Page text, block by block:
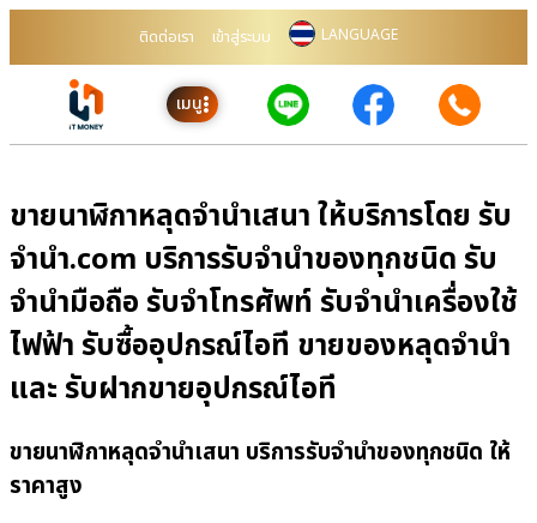
ติดต่อเรา เข้าสู่ระบบ LANGUAGE
เมนู
ขายนาฬิกาหลุดจำนำเสนา ให้บริการโดย รับ
จํานํา.com บริการรับจำนำของทุกชนิด รับ
จำนำมือถือ รับจำโทรศัพท์ รับจำนำเครื่องใช้
ไฟฟ้า รับซื้ออุปกรณ์ไอที ขายของหลุดจำนำ
และ รับฝากขายอุปกรณ์ไอที
ขายนาฬิกาหลุดจำนำเสนา บริการรับจำนำของทุกชนิด ให้
ราคาสูง